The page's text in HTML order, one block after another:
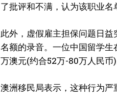
了批评和不满，认为该职业名
此外，虚假雇主担保问题日
名额的录音。一位中国留学
万澳元(约合52万-80万人民币)
澳洲移民局表示，这种行为严